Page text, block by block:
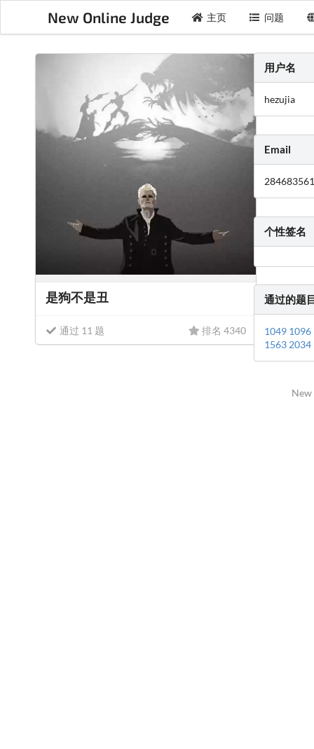
New Online Judge 主页 问题
是狗不是丑
通过 11 题 排名 4340
用户名
hezujia
Email
个性签名
通过的题
1049 1096
15632034